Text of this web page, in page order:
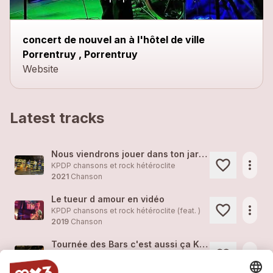
concert de nouvel an à l'hôtel de ville
Porrentruy , Porrentruy
Website
Latest tracks
Nous viendrons jouer dans ton jardin !
KPDP chansons et rock hétéroclite
2021 Chanson
more_horiz
Le tueur d amour en vidéo
KPDP chansons et rock hétéroclite (feat. )
2019 Chanson
more_horiz
Tournée des Bars c'est aussi ça KPDP
2019